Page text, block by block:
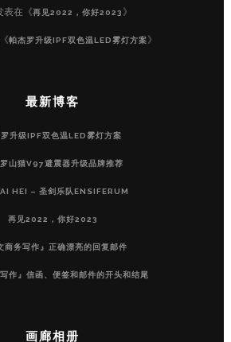
表在《再见2022，你好2023 》
帕杰罗升级IPF双色温LED雾灯方案》
最新博客
升级IPF双色温LED雾灯方案
山猫V97避震器升级品牌推荐
HEI – 圣剑乐队ENSIFERUM
再见2022，你好2023
商务写作』正确漂亮的回复邮件
写作』信函、便签和邮件的开头和结尾
画廊相册